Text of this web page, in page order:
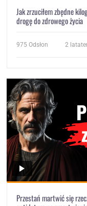
Jak zrzuciłem zbędne
drogę do zdrowego życia
975 Odsłon 2
Przestań martwić się